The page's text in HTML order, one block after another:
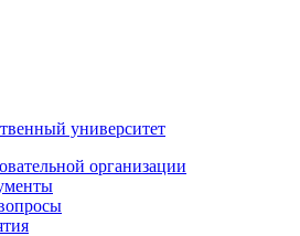
университет
организации